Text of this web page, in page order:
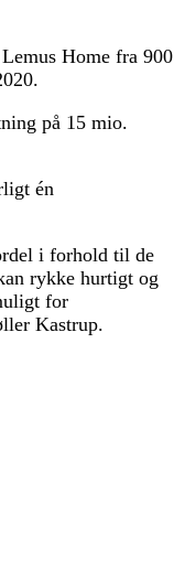
Home fra 900
på 15 mio.
én
i forhold til de
rykke hurtigt og
for
Kastrup.